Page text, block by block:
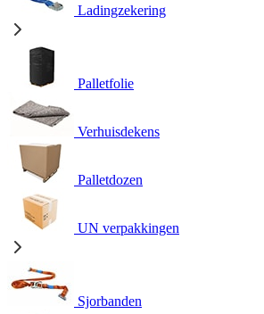
Ladingzekering
Palletfolie
Verhuisdekens
Palletdozen
UN verpakkingen
Sjorbanden